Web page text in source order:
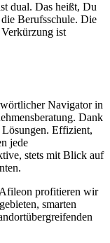
dual. Das heißt, Du
Berufsschule. Die
ist
Navigator in
Dank
Lösungen. Effizient,
jede
stets mit Blick auf
profitieren wir
smarten